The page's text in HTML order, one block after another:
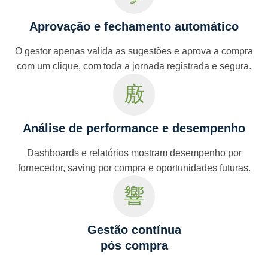
Aprovação e fechamento automático
O gestor apenas valida as sugestões e aprova a compra
com um clique, com toda a jornada registrada e segura.
Análise de performance e desempenho
Dashboards e relatórios mostram desempenho por
fornecedor, saving por compra e oportunidades futuras.
Gestão contínua
pós compra